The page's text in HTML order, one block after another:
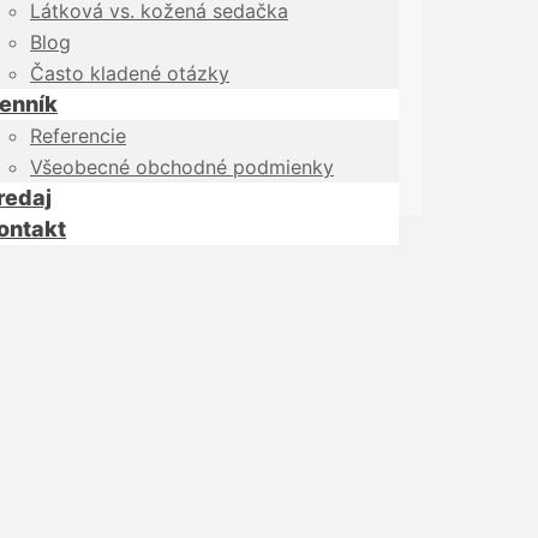
Látková vs. kožená sedačka
Blog
Často kladené otázky
Referencie
Všeobecné obchodné podmienky